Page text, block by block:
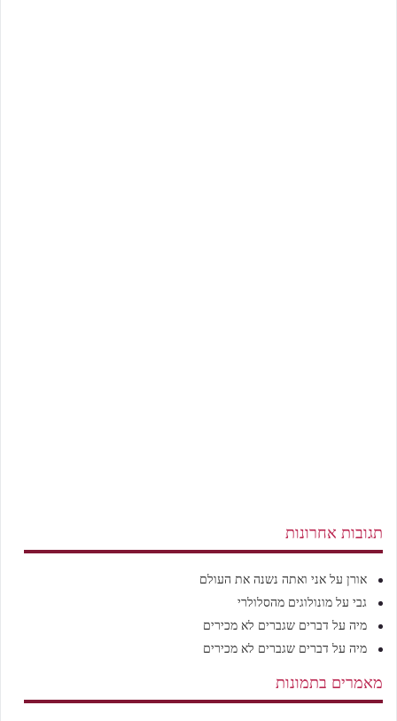
תגובות אחרונות
אורן על אני ואתה נשנה את העולם
גבי על מונולוגים מהסלולרי
מיה על דברים שגברים לא מכירים
מיה על דברים שגברים לא מכירים
מאמרים בתמונות